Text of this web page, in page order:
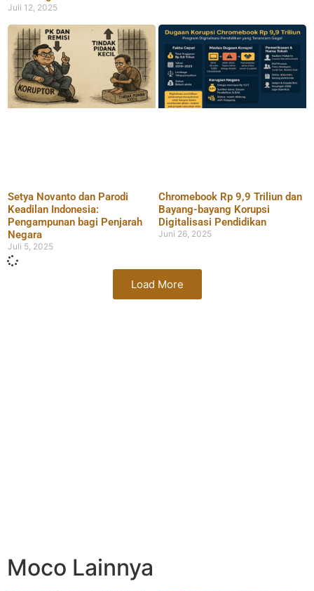
Juli 12, 2025
Setya Novanto dan Parodi
Keadilan Indonesia:
Pengampunan bagi Penjarah
Negara
Juli 5, 2025
Chromebook Rp 9,9 Triliun dan
Bayang-bayang Korupsi
Digitalisasi Pendidikan
Juni 26, 2025
Load More
Moco Lainnya